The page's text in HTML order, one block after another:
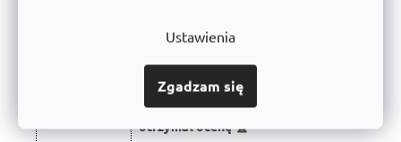
Ustawienia
Zgadzam się
dostępnymi na rynku:
W wyniku recenzji użytkowników produkt
otrzymał ocenę 🏆